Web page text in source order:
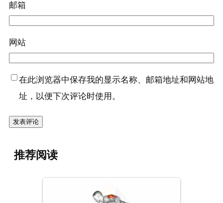
邮箱
网站
在此浏览器中保存我的显示名称、邮箱地址和网站地
址，以便下次评论时使用。
推荐阅读